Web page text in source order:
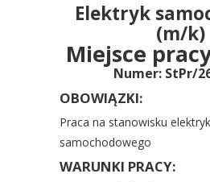
Elektryk
(m/k)
Miejsce
Numer: StPr/
OBOWIĄZKI:
Praca na stanowisku
samochodowego
WARUNKI PRACY: